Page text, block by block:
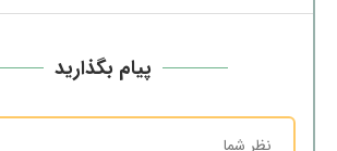
پیام بگذارید